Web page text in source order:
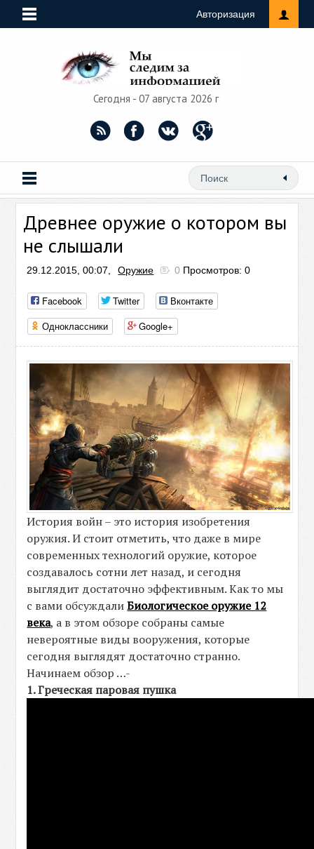
Авторизация
Сегодня - 07 августа 2026 г
Древнее оружие о котором вы
не слышали
29.12.2015, 00:07, Оружие 0 Просмотров: 0
Facebook Twitter
Вконтакте
Одноклассники
Google+
История войн – это история изобретения
оружия. И стоит отметить, что даже в мире
современных технологий оружие, которое
создавалось сотни лет назад, и сегодня
выглядит достаточно эффективным. Как то мы
с вами обсуждалиБиологическое оружие 12
века, а в этом обзоре собраны самые
невероятные виды вооружения, которые
сегодня выглядят достаточно странно.
Начинаем обзор …-
1. Греческая паровая пушка